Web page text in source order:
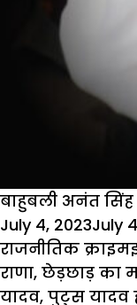
बाहुबली अनंत
Posted
on
July 4, 2023July
राजनीतिक क्राइम
राणा, छेड़छाड़ का
यादव, पुटुस यादव